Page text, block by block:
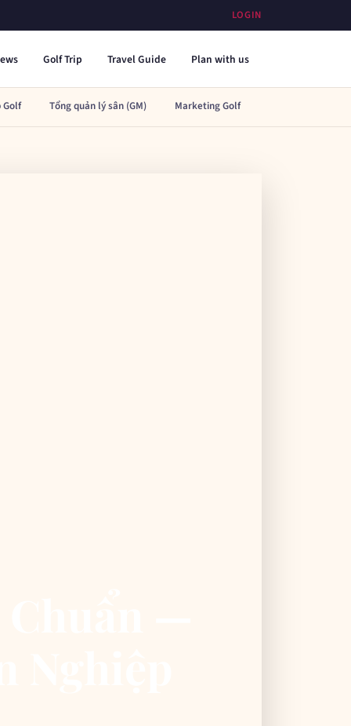
LOGIN
Golf Trip Travel Guide Plan with us
Golf Tổng quản lý sân (GM) Marketing Golf